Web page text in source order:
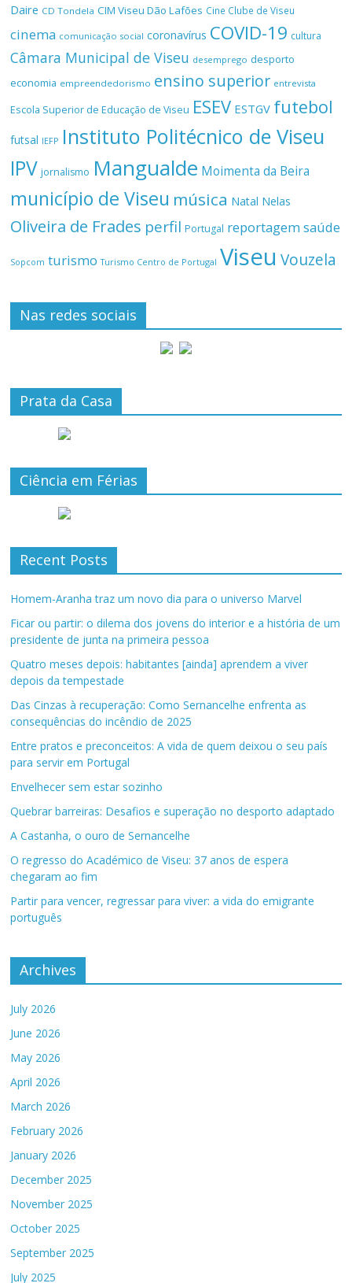
Daire CD Tondela CIM Viseu Dão Lafões Cine Clube de Viseu
cinema comunicação social coronavírus COVID-19 cultura
Câmara Municipal de Viseu desemprego desporto
economia empreendedorismo ensino superior entrevista
Escola Superior de Educação de Viseu ESEV ESTGV futebol
futsal IEFP Instituto Politécnico de Viseu
IPV jornalismo Mangualde Moimenta da Beira
município de Viseu música Natal Nelas
Oliveira de Frades perfil Portugal reportagemsaúde
Sopcom turismo Turismo Centro de Portugal Viseu Vouzela
Nas redes sociais
Prata da Casa
Ciência em Férias
Recent Posts
Homem-Aranha traz um novo dia para o universo Marvel
Ficar ou partir: o dilema dos jovens do interior e a história de um
presidente de junta na primeira pessoa
Quatro meses depois: habitantes [ainda] aprendem a viver
depois da tempestade
Das Cinzas à recuperação: Como Sernancelhe enfrenta as
consequências do incêndio de 2025
Entre pratos e preconceitos: A vida de quem deixou o seu país
para servir em Portugal
Envelhecer sem estar sozinho
Quebrar barreiras: Desafios e superação no desporto adaptado
A Castanha, o ouro de Sernancelhe
O regresso do Académico de Viseu: 37 anos de espera
chegaram ao fim
Partir para vencer, regressar para viver: a vida do emigrante
português
Archives
July 2026
June 2026
May 2026
April 2026
March 2026
February 2026
January 2026
December 2025
November 2025
October 2025
September 2025
July 2025